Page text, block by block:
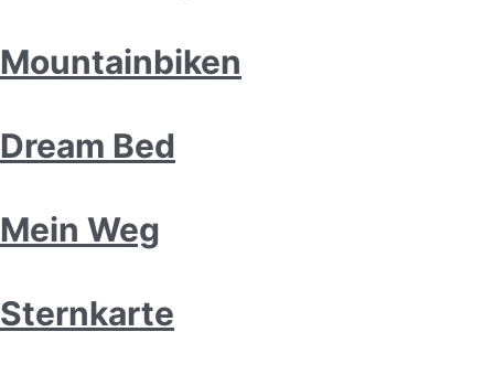
Mountainbiken
Dream Bed
Mein Weg
Sternkarte